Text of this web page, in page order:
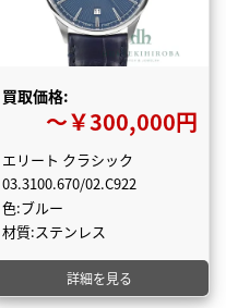
買取価格:
〜￥300,000円
エリート クラシック
03.3100.670/02.C922
色:ブルー
材質:ステンレス
詳細を見る